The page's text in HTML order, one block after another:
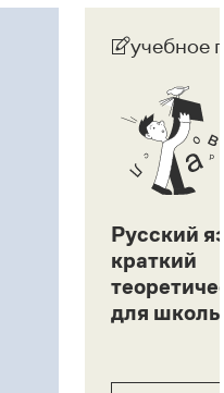
учебное
Русский
краткий
для